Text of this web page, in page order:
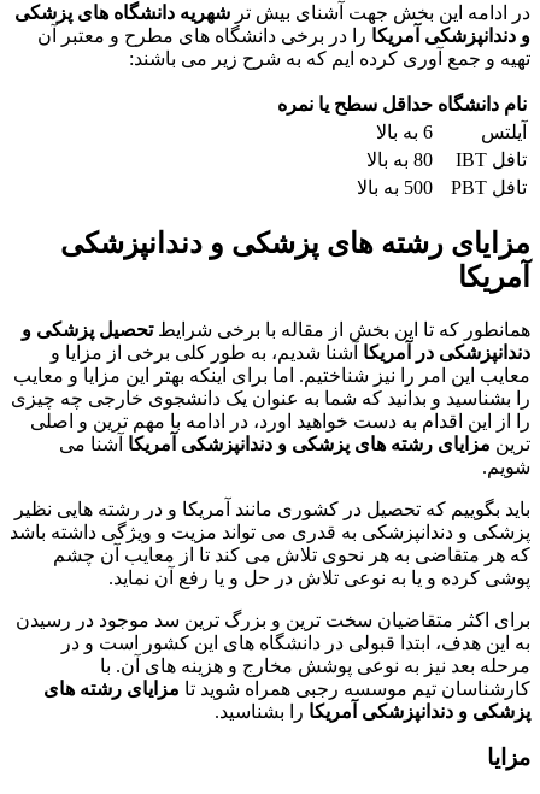
در ادامه این بخش جهت آشنای بیش تر شهریه دانشگاه های پزشکی
و دندانپزشکی آمریکا را در برخی دانشگاه های مطرح و معتبر آن
تهیه و جمع آوری کرده ایم که به شرح زیر می باشند:
نام دانشگاه حداقل سطح یا نمره
آیلتس
6 به بالا
تافل IBT
80 به بالا
تافل PBT
500 به بالا
مزایای رشته های پزشکی و دندانپزشکی
آمریکا
همانطور که تا این بخش از مقاله با برخی شرایطتحصیل پزشکی و
دندانپزشکی در آمریکا آشنا شدیم، به طور کلی برخی از مزایا و
معایب این امر را نیز شناختیم. اما برای اینکه بهتر این مزایا و معایب
را بشناسید و بدانید که شما به عنوان یک دانشجوی خارجی چه چیزی
را از این اقدام به دست خواهید اورد، در ادامه با مهم ترین و اصلی
ترین مزایای رشته های پزشکی و دندانپزشکی آمریکا آشنا می
شویم.
باید بگوییم که تحصیل در کشوری مانند آمریکا و در رشته هایی نظیر
پزشکی و دندانپزشکی به قدری می تواند مزیت و ویژگی داشته باشد
که هر متقاضی به هر نحوی تلاش می کند تا از معایب آن چشم
پوشی کرده و یا به نوعی تلاش در حل و یا رفع آن نماید.
برای اکثر متقاضیان سخت ترین و بزرگ ترین سد موجود در رسیدن
به این هدف، ابتدا قبولی در دانشگاه های این کشور است و در
مرحله بعد نیز به نوعی پوشش مخارج و هزینه های آن. با
کارشناسان تیم موسسه رجبی همراه شوید تا مزایای رشته های
پزشکی و دندانپزشکی آمریکا را بشناسید.
مزایا